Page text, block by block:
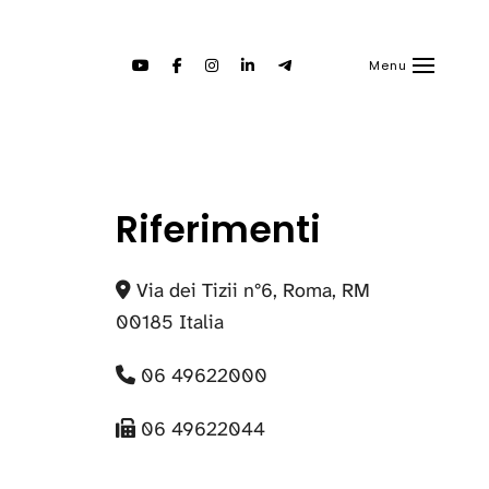
Menu
Riferimenti
Via dei Tizii n°6, Roma, RM
00185 Italia
06 49622000
06 49622044